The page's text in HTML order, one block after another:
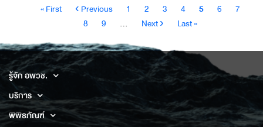
Pagination
หน้า
« First
หน้า
ก่อน
‹ Previous Page
1 Page
2 Page
3 Page
4
Current
5 Page
6 Page
7
8
Page
9 …
Next
Next ›
Last
Last »
รู้จัก อพวช.
บริการ
พิพิธภัณฑ์